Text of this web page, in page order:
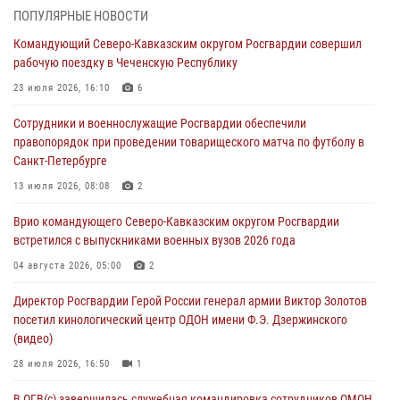
юных воспитанников спортивной школы
08 августа 2026, 13:00
стен музея истории космонавтики в Калуге
08 августа 2026, 09:29
В Северо-Западном округе Росгвардии продолжаются мероприятия
08 августа 2026, 09:03 1
Росгвардейцы в ЛНР совершенствуют навыки тактической
08 августа 2026, 09:00
ПОПУЛЯРНЫЕ НОВОСТИ
Командующий Северо-Кавказским округом Росгвардии совершил
рабочую поездку в Чеченскую Республику
23 июля 2026, 16:10 6
Сотрудники и военнослужащие Росгвардии обеспечили
правопорядок при проведении товарищеского матча по футболу в
Санкт-Петербурге
13 июля 2026, 08:08 2
Врио командующего Северо-Кавказским округом Росгвардии
встретился с выпускниками военных вузов 2026 года
04 августа 2026, 05:00 2
Директор Росгвардии Герой России генерал армии Виктор Золотов
посетил кинологический центр ОДОН имени Ф.Э. Дзержинского
(видео)
28 июля 2026, 16:50 1